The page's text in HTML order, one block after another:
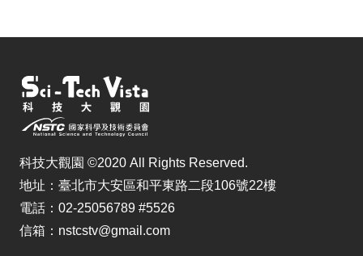
科技大觀園 ©2020 All Rights Reserved.
地址：臺北市大安區和平東路二段106號22樓
電話：02-25056789 #5526
信箱：nstcstv@gmail.com